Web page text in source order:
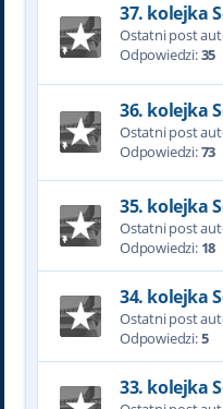
37. kolejka
Ostatni post
Odpowiedzi:35
36. kolejka
Ostatni post
Odpowiedzi:73
35. kolejka
Ostatni post
Odpowiedzi: 18
34. kolejka
Ostatni post
Odpowiedzi:5
33. kolejka